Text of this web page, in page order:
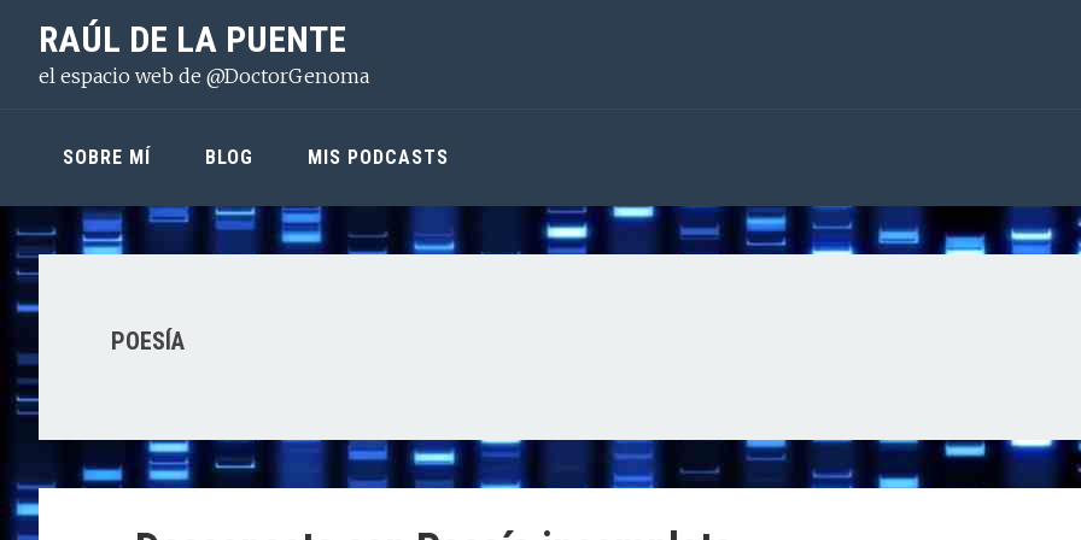
principal
contenido
lateral
RAÚL DE LA PUENTE
el espacio web de @DoctorGenoma
SOBRE MÍ BLOG MIS PODCASTS
POESÍA